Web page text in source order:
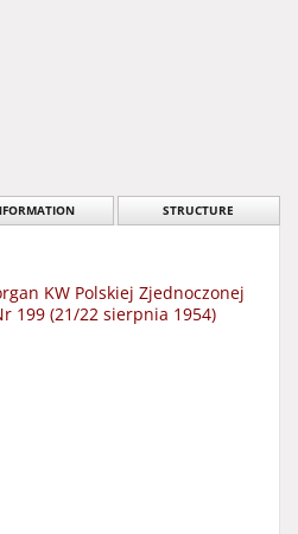
STRUCTURE
KW Polskiej Zjednoczonej
199 (21/22 sierpnia 1954)